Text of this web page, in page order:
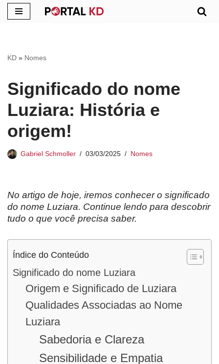
conteúdo
KD » Nomes
Significado do nome
Luziara: História e
origem!
Gabriel Schmoller 03/03/2025 Nomes
No artigo de hoje, iremos conhecer o significado
do nome Luziara. Continue lendo para descobrir
tudo o que você precisa saber.
Índice do Conteúdo
Significado do nome Luziara
Origem e Significado de Luziara
Qualidades Associadas ao Nome
Luziara
Sabedoria e Clareza
Sensibilidade e Empatia